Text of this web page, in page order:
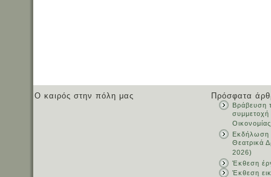
Ο καιρός στην πόλη μας Πρόσφατα
Βράβευση
Οικονομίας
Εκδήλωση
Θεατρικά
2026)
Έκθεση
Έκθεση